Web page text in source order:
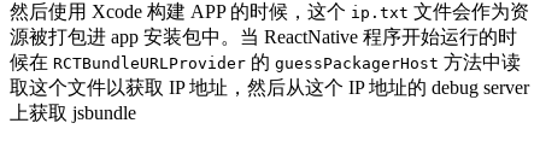
然后使用 Xcode 构建 APP 的时候，这个 ip.txt 文件会作为资
源被打包进 app 安装包中。当 ReactNative 程序开始运行的时
候在 RCTBundleURLProvider 的 guessPackagerHost 方法中读
取这个文件以获取 IP 地址，然后从这个 IP 地址的 debug server
上获取 jsbundle